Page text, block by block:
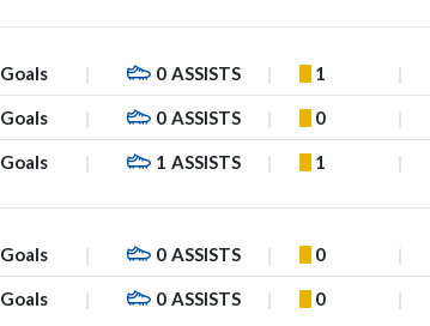
Goals 0 ASSISTS 1
Goals 0 ASSISTS 0
Goals 1 ASSISTS 1
Goals 0 ASSISTS 0
Goals 0 ASSISTS 0